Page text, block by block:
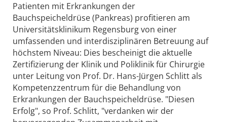
Patienten mit Erkrankungen der
Bauchspeicheldrüse (Pankreas) profitieren am
Universitätsklinikum Regensburg von einer
umfassenden und interdisziplinären Betreuung auf
höchstem Niveau: Dies bescheinigt die aktuelle
Zertifizierung der Klinik und Poliklinik für Chirurgie
unter Leitung von Prof. Dr. Hans-Jürgen Schlitt als
Kompetenzzentrum für die Behandlung von
Erkrankungen der Bauchspeicheldrüse. "Diesen
Erfolg", so Prof. Schlitt, "verdanken wir der